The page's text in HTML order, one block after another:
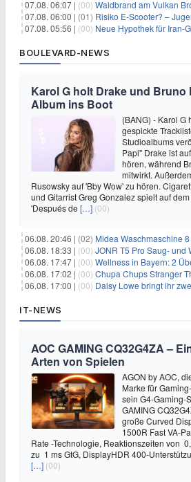
07.08. 06:07 | (00) Waldbrand am Vulkan
07.08. 06:00 | (01) Risiko E-Scooter? –
07.08. 05:56 | (00) Neue Hypothek für Iran-
BOULEVARD-NEWS
Karol G holt Drake und Bruno
Album ins Boot
(BANG) - Karol G
gespickte
Studioalbums
Papi" Drake ist
hören, während
mitwirkt.
Rusowsky auf 'Bby Wow' zu hören.
und Gitarrist Greg Gonzalez spielt auf
'Después de […] (00)
06.08. 20:46 | (02) Midea Waschmaschine 8 kg
06.08. 18:33 | (00) JONR T5 Pro Saug- und
06.08. 17:47 | (00) Wellness in Bayern: 2 Übernachtungen im DAS
06.08. 17:02 | (00) Chupa Chups Stranger Things
06.08. 17:00 | (00) Daisy Lowe bringt ihr
IT-NEWS
AOC GAMING CQ32G4ZA –
Arten von Spielen
AGON by AOC,
Marke für
sein G4-Gaming-
GAMING
große Curved
1500R Fast VA-
Rate -Technologie, Reaktionszeiten von
zu 1 ms GtG, DisplayHDR 400-
[…] (00)